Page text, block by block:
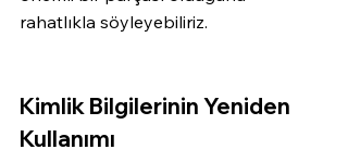
rahatlıkla söyleyebiliriz.
Kimlik Bilgilerinin Yeniden
Kullanımı